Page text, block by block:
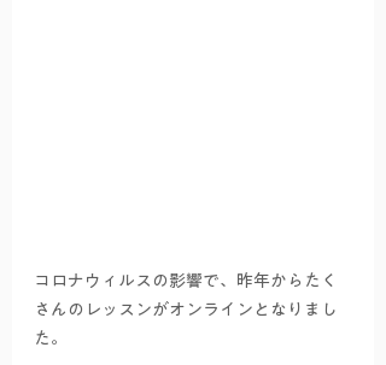
コロナウィルスの影響で、昨年からたく
さんのレッスンがオンラインとなりまし
た。